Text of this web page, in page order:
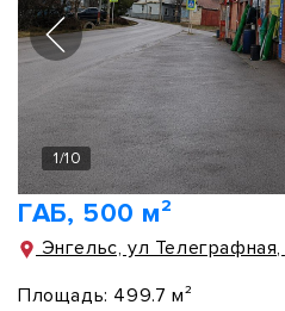
1/10
ГАБ, 500 м²
Энгельс, ул
Площадь: 499.7 м²